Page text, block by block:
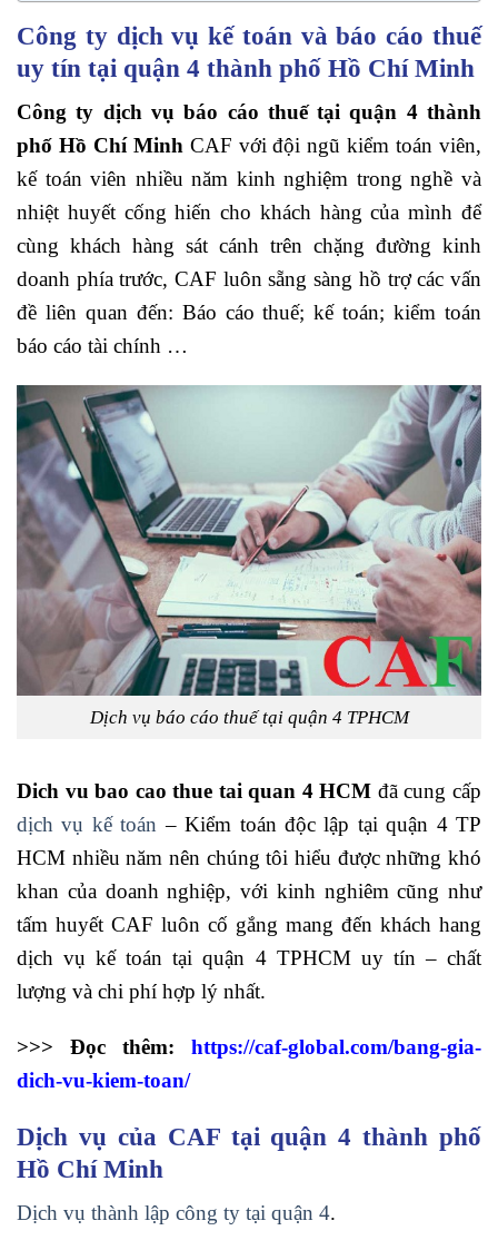
Công ty dịch vụ kế toán và báo cáo thuế
uy tín tại quận 4 thành phố Hồ Chí Minh
Công ty dịch vụ báo cáo thuế tại quận 4 thành
phố Hồ Chí Minh CAF với đội ngũ kiểm toán viên,
kế toán viên nhiều năm kinh nghiệm trong nghề và
nhiệt huyết cống hiến cho khách hàng của mình để
cùng khách hàng sát cánh trên chặng đường kinh
doanh phía trước, CAF luôn sẵng sàng hồ trợ các vấn
đề liên quan đến: Báo cáo thuế; kế toán; kiểm toán
báo cáo tài chính …
Dịch vụ báo cáo thuế tại quận 4 TPHCM
Dich vu bao cao thue tai quan 4 HCM đã cung cấp
dịch vụ kế toán – Kiểm toán độc lập tại quận 4 TP
HCM nhiều năm nên chúng tôi hiểu được những khó
khan của doanh nghiệp, với kinh nghiêm cũng như
tấm huyết CAF luôn cố gắng mang đến khách hang
dịch vụ kế toán tại quận 4 TPHCM uy tín – chất
lượng và chi phí hợp lý nhất.
>>> Đọc thêm:
https://caf-global.com/bang-gia-
dich-vu-kiem-toan/
Dịch vụ của CAF tại quận 4 thành phố
Hồ Chí Minh
Dịch vụ thành lập công ty tại quận 4.